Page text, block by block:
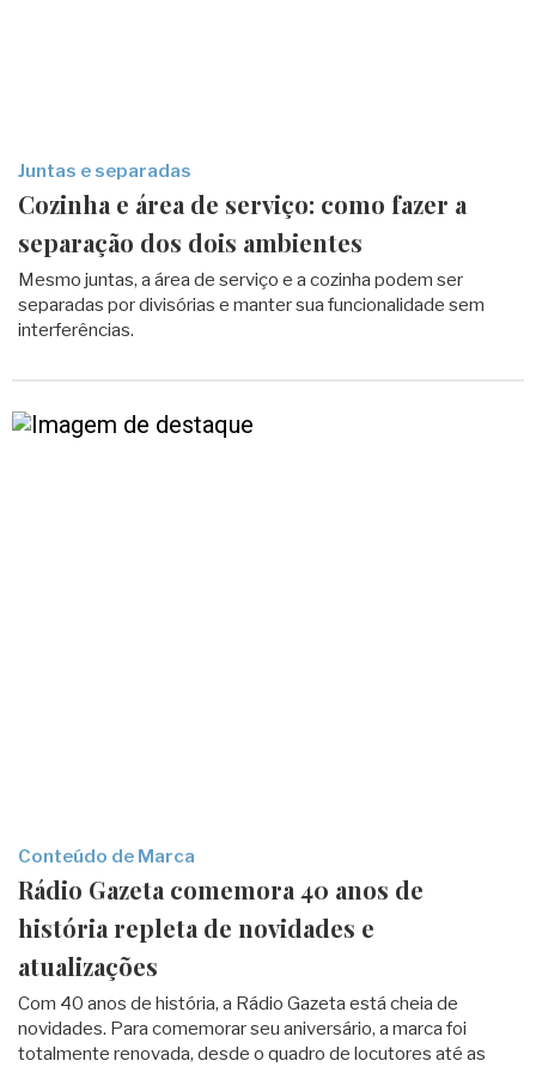
Juntas e separadas
Cozinha e área de serviço: como fazer a
separação dos dois ambientes
Mesmo juntas, a área de serviço e a cozinha podem ser
separadas por divisórias e manter sua funcionalidade sem
interferências.
Conteúdo de Marca
Rádio Gazeta comemora 40 anos de
história repleta de novidades e
atualizações
Com 40 anos de história, a Rádio Gazeta está cheia de
novidades. Para comemorar seu aniversário, a marca foi
totalmente renovada, desde o quadro de locutores até as